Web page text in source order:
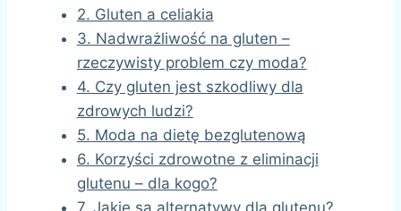
2. Gluten a celiakia
3. Nadwrażliwość na gluten –
rzeczywisty problem czy moda?
4. Czy gluten jest szkodliwy dla
zdrowych ludzi?
5. Moda na dietę bezglutenową
6. Korzyści zdrowotne z eliminacji
glutenu – dla kogo?
7. Jakie są alternatywy dla glutenu?